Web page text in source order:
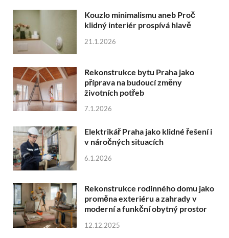
Kouzlo minimalismu aneb Proč
klidný interiér prospívá hlavě
21.1.2026
Rekonstrukce bytu Praha jako
příprava na budoucí změny
životních potřeb
7.1.2026
Elektrikář Praha jako klidné řešení i
v náročných situacích
6.1.2026
Rekonstrukce rodinného domu jako
proměna exteriéru a zahrady v
moderní a funkční obytný prostor
12.12.2025